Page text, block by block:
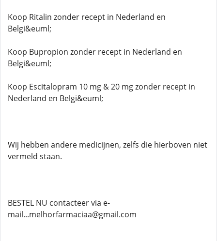
Koop Ritalin zonder recept in Nederland en
Belgi&euml;
Koop Bupropion zonder recept in Nederland en
Belgi&euml;
Koop Escitalopram 10 mg & 20 mg zonder recept in
Nederland en Belgi&euml;
Wij hebben andere medicijnen, zelfs die hierboven niet
vermeld staan.
BESTEL NU contacteer via e-
mail...melhorfarmaciaa@gmail.com